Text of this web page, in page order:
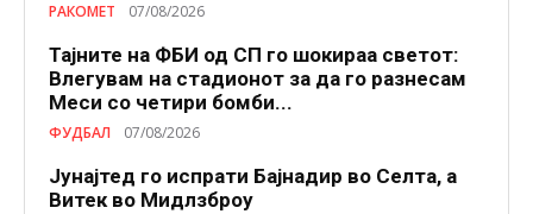
РАКОМЕТ 07/08/2026
Тајните на ФБИ од СП го шокираа светот:
Влегувам на стадионот за да го разнесам
Меси со четири бомби...
ФУДБАЛ 07/08/2026
Јунајтед го испрати Бајнадир во Селта, а
Витек во Мидлзброу